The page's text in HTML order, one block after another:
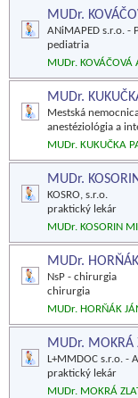
MUDr.
ANiMAPED s.r.o. -
pediatria
MUDr.
MUDr.
Mestská
anestéziológia a
MUDr. KUKUČKA
MUDr.
KOSRO, s.r.o.
praktický lekár
MUDr. KOSORIN
MUDr.
NsP - chirurgia
chirurgia
MUDr. HORŇÁK
MUDr. MOKRÁ
L+MMDOC s.r.o. -
praktický lekár
MUDr. MOKRÁ